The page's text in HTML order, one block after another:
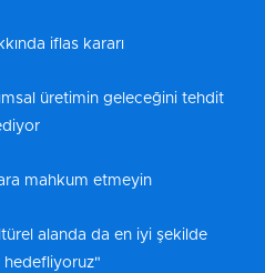
iflas kararı
üretimin geleceğini tehdit
mahkum etmeyin
alanda da en iyi şekilde
hedefliyoruz"